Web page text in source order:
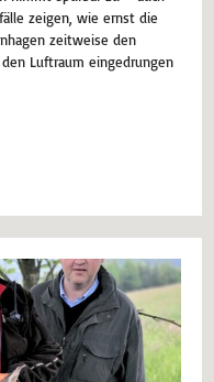
zeigen, wie ernst die
zeitweise den
Luftraum eingedrungen